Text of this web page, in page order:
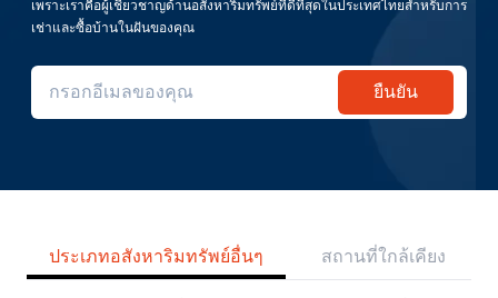
เพราะเราคือผู้เชี่ยวชาญด้านอสังหาริมทรัพย์ที่ดีที่สุดในประเทศไทยสำหรับการ
เช่าและซื้อบ้านในฝันของคุณ
ยืนยัน
ประเภทอสังหาริมทรัพย์อื่นๆ สถานที่ใกล้เคียง